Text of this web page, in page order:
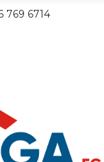
769 6714